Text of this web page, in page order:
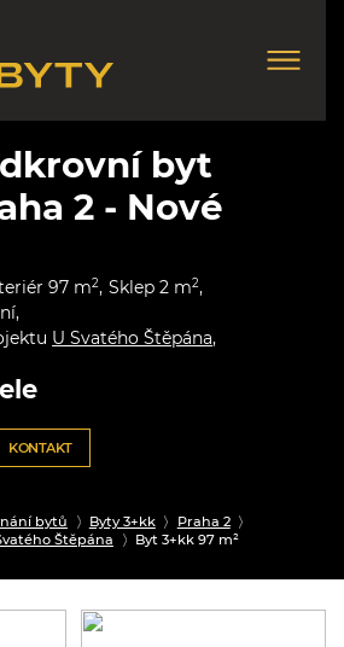
bytů Byty 3+kk
Praha 2
Štěpána Byt 3+kk 97 m²
byt
2 - Nové
97 m2 Sklep 2 m2
U Svatého Štěpána
KONTAKT